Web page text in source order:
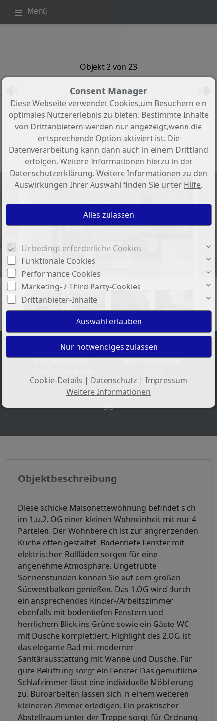
Menü
Objekt 2 von 23
Zurück zur Übersicht
Aaseenähe. individuelle 3,5 Zi-
Maisonette-Wohnung mit Balkon
im KfW60 Haus
Objekt-Nr.: 333
mtl. Kaltmiete:
Wohnfläche ca.:
Zimmeranzahl:
3,5
Objektbeschreibung
Diese schicke Maisonettewohnung befindet sich
im 1.u.2. OG einer kleinen Wohneinheit mit nur 4
Parteien. Der Wohnbereich ist zur angrenzenden
Küche offen gestaltet. Bodentiefe Fenster mit
elektrischen Rollläden sorgen für eine
angenehme Atmosphäre. Ungetrübte
Sonnenstunden können Sie auf dem großen
Südwestbalkon genießen. Das 1.OG wird durch
ein ansprechendes Kinder-/Arbeitszimmer
ebenfalls mit bodentiefen Fenstern und
herrlichem Blick ins Grüne sowie ein Gäste-WC
mit Dusche komplettiert. Highlight des 2.OG ist
das elegante Bad mit moderner
Sanitärausstattung mit Wanne und Dusche. Für
gute Belüftung sorgt ein Fenster. Das gemütliche
Schlafzimmer lässt eine individuelle Möblierung
zu. Büroarbeiten lassen sich in einem weiteren
kleineren Zimmer erledigen. Ein praktischer
Abstellraum unter der Treppe sorgt für Ordnung
Consent Manager
Diese Webseite verwendet Cookies,um Besuchern ein
optimales Nutzererlebnis zu bieten. Bestimmte Inhalte
von Drittanbietern werden nur angezeigt,wenn die
entsprechende Option aktiviert ist. Die
Datenverarbeitung kann dann auch in einem Drittland
erfolgen. Weitere Informationen hierzu in der
Datenschutzerklärung. Weitere Informationen zu den
Auswirkungen Ihrer Auswahl finden Sie unter Hilfe.
Unbedingt erforderliche Cookies
Funktionale Cookies
Performance Cookies
Marketing- / Third Party-Cookies
Drittanbieter-Inhalte
Cookie-Details | Datenschutz | Impressum
Weitere Informationen